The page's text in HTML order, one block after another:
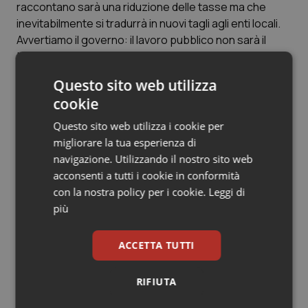
Veneto
Oncoematologia
Psoriasi & pelle
Quotidiano Cardiologia
Quotidiano Chirurgia
Quotidiano Oncologia
Quotidiano Pediatria
Rene & patologie urogenitali
raccontano sarà una riduzione delle tasse ma che
inevitabilmente si tradurrà in nuovi tagli agli enti locali.
Avvertiamo il governo: il lavoro pubblico non sarà il
bancomat del governo per una, anche questa illusoria,
tassello vero per l’innovazione, apra subito il tavolo
contrattuale”.
Articoli correlati:
Riforma Pa. Il Senato approva il Ddl. Il testo ora è
legge. Ecco le novità per i manager delle Asl
04 Agosto 2015
© Riproduzione riservata
Questo sito web utilizza
cookie
Questo sito web utilizza i cookie per
migliorare la tua esperienza di
navigazione. Utilizzando il nostro sito web
acconsenti a tutti i cookie in conformità
con la nostra policy per i cookie. Leggi di
più
ACCETTA TUTTI
RIFIUTA